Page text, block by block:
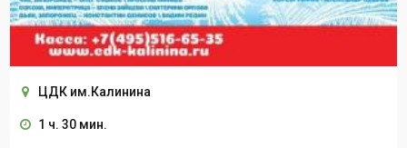
ЦДК им.Калинина
1 ч. 30 мин.